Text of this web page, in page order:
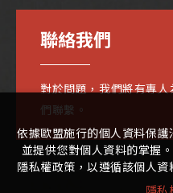
聯絡我們
對於問題，我們將有專
們聯繫。
依據歐盟施行的個人資料保
並提供您對個人資料的掌握
隱私權政策，以遵循該個人
隱私